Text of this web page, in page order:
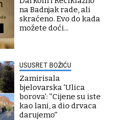
na Badnjak rade, ali
skraćeno. Evo do kada
možete doći...
USUSRET BOŽIĆU
Zamirisala
bjelovarska 'Ulica
borova': ''Cijene su iste
kao lani, a dio drvaca
darujemo''